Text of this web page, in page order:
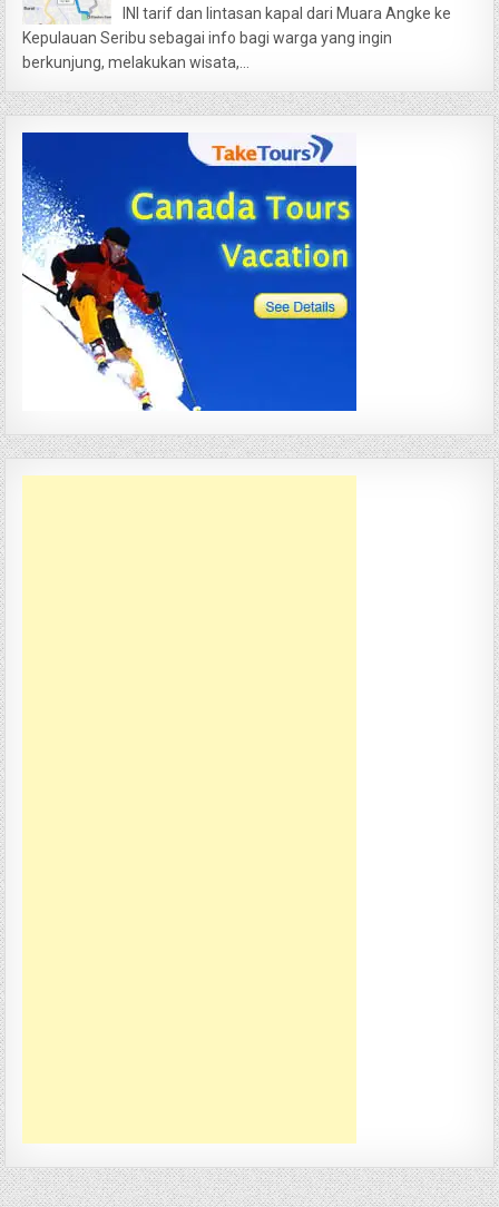
INI tarif dan lintasan kapal dari Muara Angke ke
Kepulauan Seribu sebagai info bagi warga yang ingin
berkunjung, melakukan wisata,...